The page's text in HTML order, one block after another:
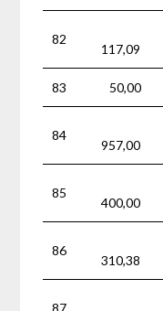
82
117,09
83 50,00
84
957,00
85
400,00
86
310,38
87